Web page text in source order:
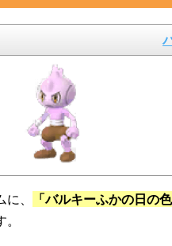
、 「バルキーふかの日の